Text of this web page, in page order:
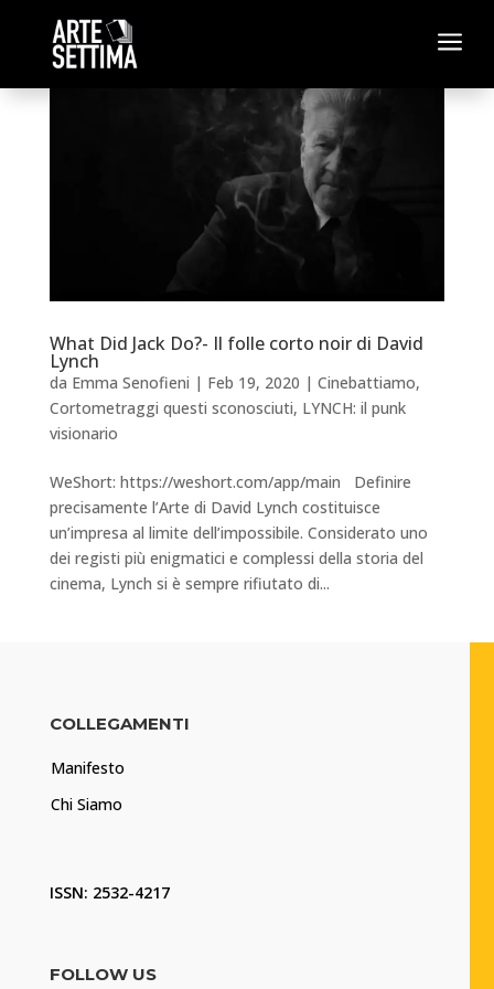
a
What Did Jack Do?- Il folle corto noir di David
Lynch
da Emma Senofieni | Feb 19, 2020 | Cinebattiamo,
Cortometraggi questi sconosciuti, LYNCH: il punk
visionario
WeShort: https://weshort.com/app/main Definire
precisamente l’Arte di David Lynch costituisce
un’impresa al limite dell’impossibile. Considerato uno
dei registi più enigmatici e complessi della storia del
cinema, Lynch si è sempre rifiutato di...
COLLEGAMENTI
Manifesto
Chi Siamo
ISSN: 2532-4217
FOLLOW US